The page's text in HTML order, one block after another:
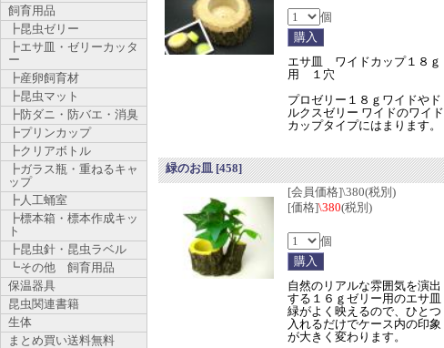
個
エサ皿 ワイドカップ１８ｇ
用 １穴
プロゼリー１８ｇワイドやド
ルクスゼリー ワイドのワイド
カップタイプにはまります。
緑のお皿[458]
[会員価格]\380(税別)
[価格]\380(税別)
個
自然のリアルな雰囲気を演出
する１６ｇゼリー用のエサ皿
緑がよく映えるので、ひとつ
入れるだけでケース内の印象
が大きく変わります。
飼育用品
┣昆虫ゼリー
┣エサ皿・ゼリーカッタ
ー
┣産卵飼育材
┣昆虫マット
┣防ダニ・防バエ・消臭
┣プリンカップ
┣クリアボトル
┣ガラス瓶・重ねるキャ
ップ
┣人工蛹室
┣標本箱・標本作成キッ
ト
┣昆虫針・昆虫ラベル
┗その他 飼育用品
保温器具
昆虫関連書籍
生体
まとめ買い送料無料